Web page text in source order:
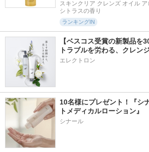
スキンクリア クレンズ オイル
シトラスの香り
ランキングIN
【ベスコス受賞の新製品を
トラブルを労わる、クレン
エレクトロン
10名様にプレゼント！『シ
トメディカルローション』
シナール